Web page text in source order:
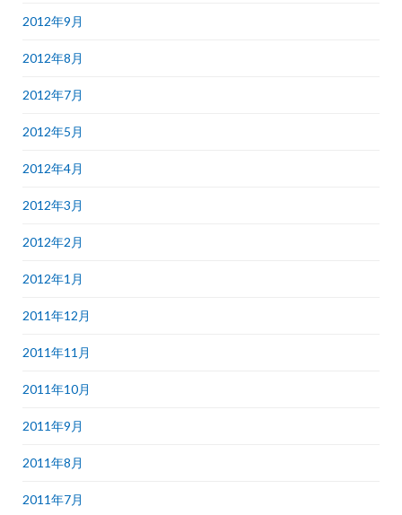
2012年9月
2012年8月
2012年7月
2012年5月
2012年4月
2012年3月
2012年2月
2012年1月
2011年12月
2011年11月
2011年10月
2011年9月
2011年8月
2011年7月